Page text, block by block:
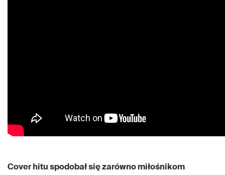
Cover hitu spodobał się zarówno miłośnikom